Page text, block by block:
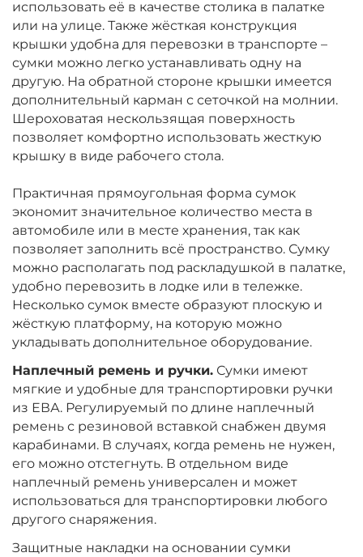
использовать её в качестве столика в палатке
или на улице. Также жёсткая конструкция
крышки удобна для перевозки в транспорте –
сумки можно легко устанавливать одну на
другую. На обратной стороне крышки имеется
дополнительный карман с сеточкой на молнии.
Шероховатая нескользящая поверхность
позволяет комфортно использовать жесткую
крышку в виде рабочего стола.
Практичная прямоугольная форма сумок
экономит значительное количество места в
автомобиле или в месте хранения, так как
позволяет заполнить всё пространство. Сумку
можно располагать под раскладушкой в палатке,
удобно перевозить в лодке или в тележке.
Несколько сумок вместе образуют плоскую и
жёсткую платформу, на которую можно
укладывать дополнительное оборудование.
Наплечный ремень и ручки. Сумки имеют
мягкие и удобные для транспортировки ручки
из ЕВА. Регулируемый по длине наплечный
ремень с резиновой вставкой снабжен двумя
карабинами. В случаях, когда ремень не нужен,
его можно отстегнуть. В отдельном виде
наплечный ремень универсален и может
использоваться для транспортировки любого
другого снаряжения.
Защитные накладки на основании сумки